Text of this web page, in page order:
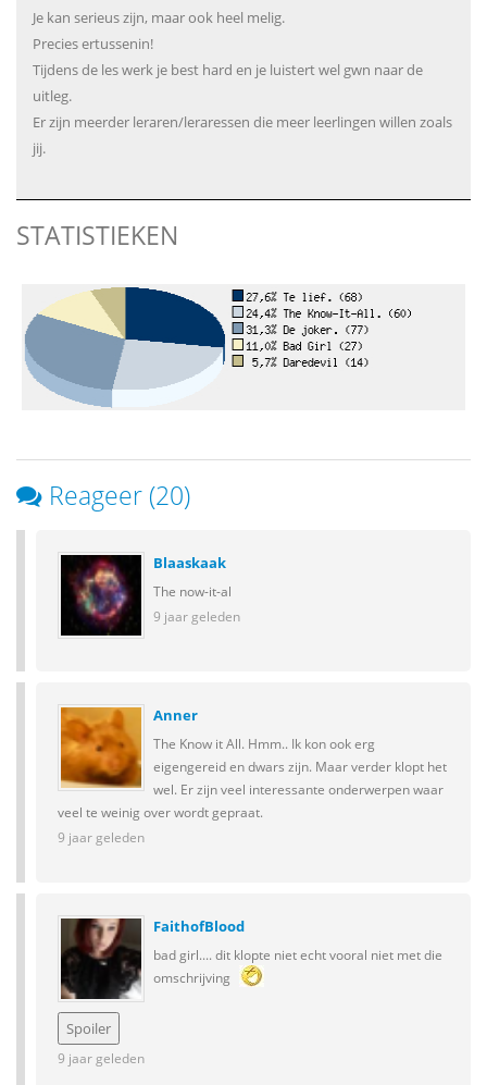
Je kan serieus zijn, maar ook heel melig.
Precies ertussenin!
Tijdens de les werk je best hard en je luistert wel gwn naar de
uitleg.
Er zijn meerder leraren/leraressen die meer leerlingen willen zoals
jij.
STATISTIEKEN
Reageer (20)
Blaaskaak
The now-it-al
9 jaar geleden
Anner
The Know it All. Hmm.. Ik kon ook erg
eigengereid en dwars zijn. Maar verder klopt het
wel. Er zijn veel interessante onderwerpen waar
veel te weinig over wordt gepraat.
9 jaar geleden
FaithofBlood
bad girl.... dit klopte niet echt vooral niet met die
omschrijving
9 jaar geleden